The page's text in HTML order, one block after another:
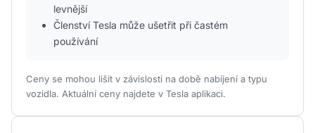
levnější
Členství Tesla může ušetřit při častém
používání
Ceny se mohou lišit v závislosti na době nabíjení a typu
vozidla. Aktuální ceny najdete v Tesla aplikaci.